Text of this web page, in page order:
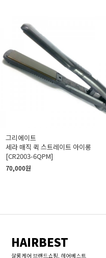
그리에이트
세라 매직 퀵 스트레이트 아이롱
[CR2003-6QPM]
70,000원
HAIRBEST
살롱케어 브랜드쇼핑, 헤어베스트